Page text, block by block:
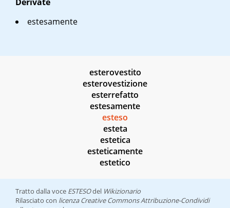
estesamente
esterovestito
esterovestizione
esterrefatto
estesamente
esteso
esteta
estetica
esteticamente
estetico
Tratto dalla voce ESTESOdel Wikizionario
Rilasciato con licenza Creative Commons Attribuzione-Condividi